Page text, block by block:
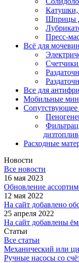
Катушки,
Шприцы
Пресс-
Всё для
Все для
Мобильные
Сопутствующее
Расходные
Новости
Все новости
16 мая 2023
Обновление
12 мая 2022
На сайт добавлено
25 апреля 2022
На сайт добавлены
Статьи
Все статьи
Механический или
Ручные насосы со